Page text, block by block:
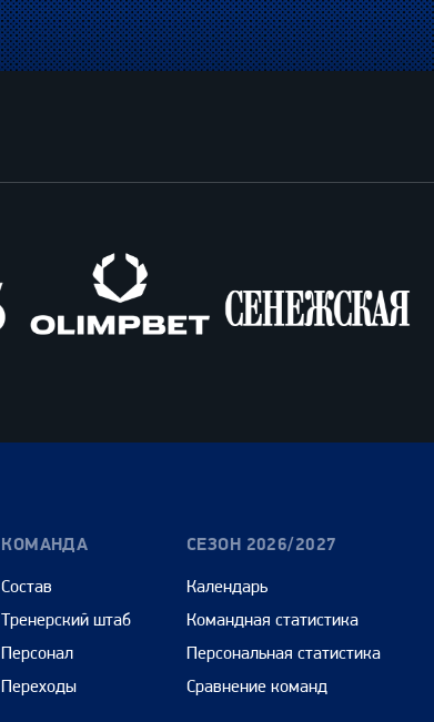
КОМАНДА
Состав
Тренерский штаб
Персонал
Переходы
СЕЗОН 2026/2027
Календарь
Командная статистика
Персональная статистика
Сравнение команд